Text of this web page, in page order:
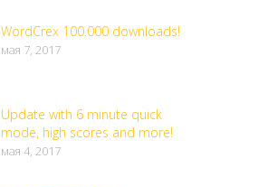
WordCrex 100.000 downloads!
мая 7, 2017
Update with 6 minute quick
mode, high scores and more!
мая 4, 2017